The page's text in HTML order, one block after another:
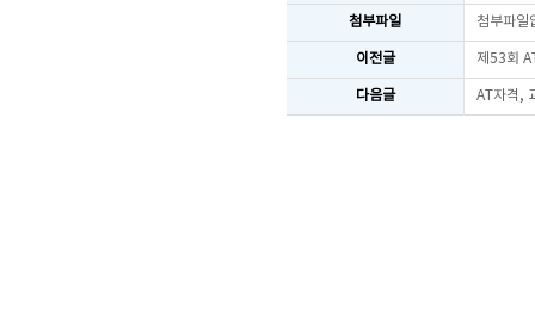
첨부파일 첨부파일
이전글 제53회
다음글 AT자격,